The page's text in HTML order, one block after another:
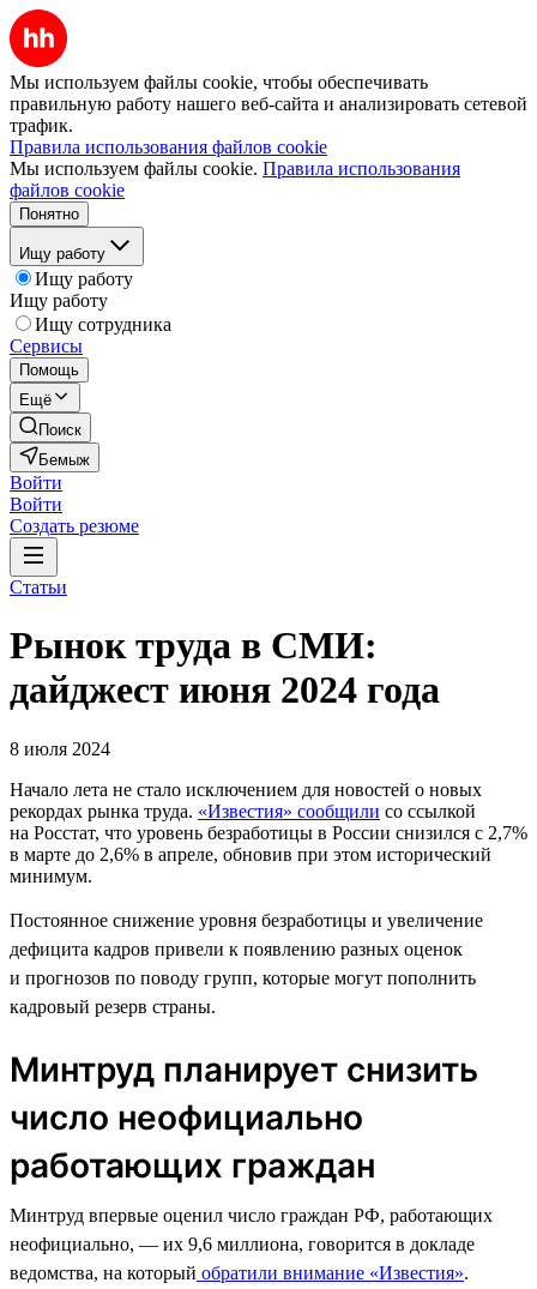
Мы используем файлы cookie, чтобы обеспечивать
правильную работу нашего веб-сайта и анализировать сетевой
трафик.
Правила использования файлов cookie
Мы используем файлы cookie. Правила использования
файлов cookie
Понятно
Ищу работу
Ищу работу
Ищу работу
Ищу сотрудника
Сервисы
Помощь
Ещё
Поиск
Бемыж
Войти
Войти
Создать резюме
Статьи
Рынок труда в СМИ:
дайджест июня 2024 года
8 июля 2024
Начало лета не стало исключением для новостей о новых
рекордах рынка труда. «Известия» сообщили со ссылкой
на Росстат, что уровень безработицы в России снизился с 2,7%
в марте до 2,6% в апреле, обновив при этом исторический
минимум.
Постоянное снижение уровня безработицы и увеличение
дефицита кадров привели к появлению разных оценок
и прогнозов по поводу групп, которые могут пополнить
кадровый резерв страны.
Минтруд планирует снизить
число неофициально
работающих граждан
Минтруд впервые оценил число граждан РФ, работающих
неофициально, — их 9,6 миллиона, говорится в докладе
ведомства, на который обратили внимание «Известия».